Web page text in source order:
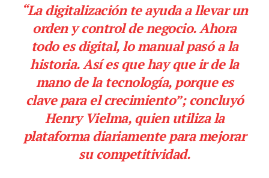
“La digitalización te ayuda a llevar un
orden y control de negocio. Ahora
todo es digital, lo manual pasó a la
historia. Así es que hay que ir de la
mano de la tecnología, porque es
clave para el crecimiento”; concluyó
Henry Vielma, quien utiliza la
plataforma diariamente para mejorar
su competitividad.